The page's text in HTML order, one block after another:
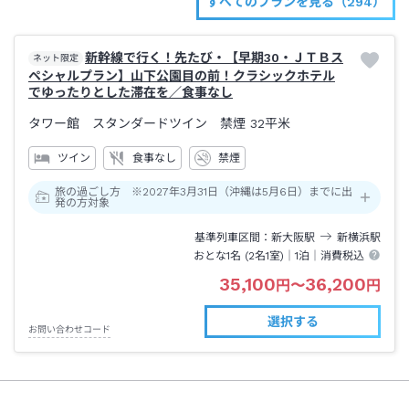
ネット限定
新幹線で行く！先たび・【早期30・ＪＴＢス
ペシャルプラン】山下公園目の前！クラシックホテル
でゆったりとした滞在を／食事なし
タワー館 スタンダードツイン 禁煙 32平米
ツイン 食事なし 禁煙
旅の過ごし方 ※2027年3月31日（沖縄は5月6日）までに出
発の方対象
基準列車区間 新大阪駅 新横浜駅
おとな1名 (2名1室)｜1泊 ｜消費税込
35,100円〜36,200円
お問い合わせコード
選択する